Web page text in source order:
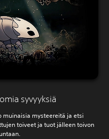
syvyyksiä
muinaisia mysteereitä ja etsi
toiveet ja tuot jälleen toivon